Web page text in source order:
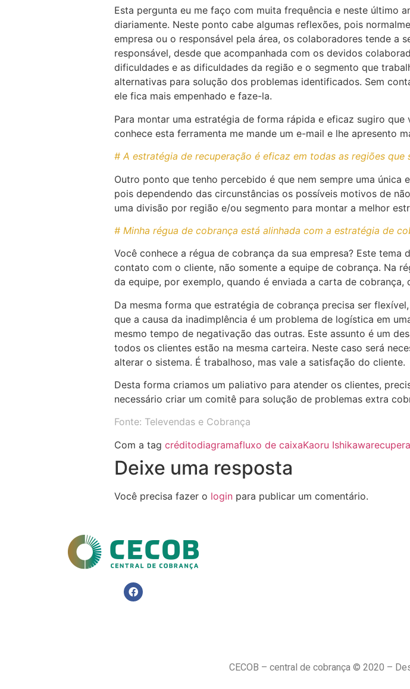
Esta pergunta eu me faço com muita frequência e neste último
diariamente. Neste ponto cabe algumas reflexões, pois
empresa ou o responsável pela área, os colaboradores tende a
responsável, desde que acompanhada com os devidos
dificuldades e as dificuldades da região e o segmento que
alternativas para solução dos problemas identificados. Sem
ele fica mais empenhado e faze-la.
Para montar uma estratégia de forma rápida e eficaz sugiro
conhece esta ferramenta me mande um e-mail e lhe apresento
# A estratégia de recuperação é eficaz em todas as regiões que
Outro ponto que tenho percebido é que nem sempre uma
pois dependendo das circunstâncias os possíveis motivos de
uma divisão por região e/ou segmento para montar a melhor
# Minha régua de cobrança está alinhada com a estratégia de
Você conhece a régua de cobrança da sua empresa? Este
contato com o cliente, não somente a equipe de cobrança. Na
da equipe, por exemplo, quando é enviada a carta de
Da mesma forma que estratégia de cobrança precisa ser
que a causa da inadimplência é um problema de logística em
mesmo tempo de negativação das outras. Este assunto é um
todos os clientes estão na mesma carteira. Neste caso será
alterar o sistema. É trabalhoso, mas vale a satisfação do cliente.
Desta forma criamos um paliativo para atender os clientes,
necessário criar um comitê para solução de problemas extra
Fonte: Televendas e Cobrança
Com a tag créditodiagramafluxo de caixaKaoru Ishikawa
Deixe uma resposta
Você precisa fazer o login para publicar um comentário.
CECOB – central de cobrança © 2020 –